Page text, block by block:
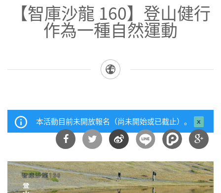
【智庫沙龍 160】登山健行
作為一種自然運動
本活動目前未開放報名（尚未開始或已截止）。
分享
到
分享
到
分享
到微
分享
到